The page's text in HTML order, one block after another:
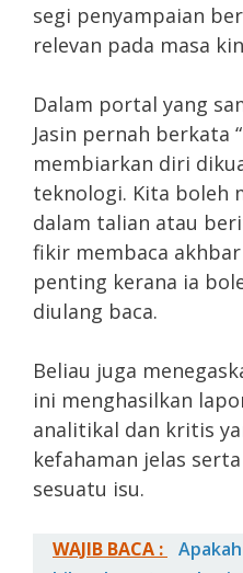
segi penyampaian
relevan pada masa
Dalam portal yang
Jasin pernah berkata
membiarkan diri
teknologi. Kita boleh
dalam talian atau
fikir membaca
penting kerana ia
diulang baca.
Beliau juga
ini menghasilkan
analitikal dan kritis
kefahaman jelas
sesuatu isu.
WAJIB BACA :